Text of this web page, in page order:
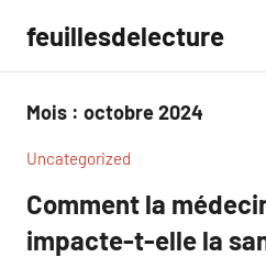
contenu
feuillesdelecture
Mois : octobre 2024
Uncategorized
Comment la
impacte-t-elle la